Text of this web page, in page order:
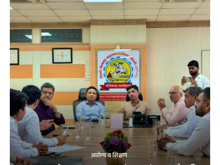
आरोग्य व शिक्षण